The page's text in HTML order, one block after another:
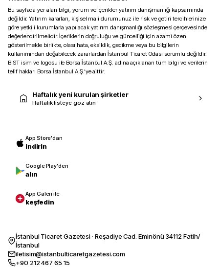
Bu sayfada yer alan bilgi, yorum ve içerikler yatırım danışmanlığı kapsamında
değildir. Yatırım kararları, kişisel mali durumunuz ile risk ve getiri tercihlerinize
göre yetkili kurumlarla yapılacak yatırım danışmanlığı sözleşmesi çerçevesinde
değerlendirilmelidir. İçeriklerin doğruluğu ve güncelliği için azami özen
gösterilmekle birlikte, olası hata, eksiklik, gecikme veya bu bilgilerin
kullanımından doğabilecek zararlardan İstanbul Ticaret Odası sorumlu değildir.
BIST isim ve logosu ile Borsa İstanbul A.Ş. adına açıklanan tüm bilgi ve verilerin
telif hakları Borsa İstanbul A.Ş.’ye aittir.
Haftalık yeni kurulan şirketler
Haftalık listeye göz atın
App Store'dan
indirin
Google Play'den
alın
App Galeri ile
keşfedin
İstanbul Ticaret Gazetesi · Reşadiye Cad. Eminönü 34112 Fatih/
İstanbul
iletisim@istanbulticaretgazetesi.com
+90 212 467 65 15